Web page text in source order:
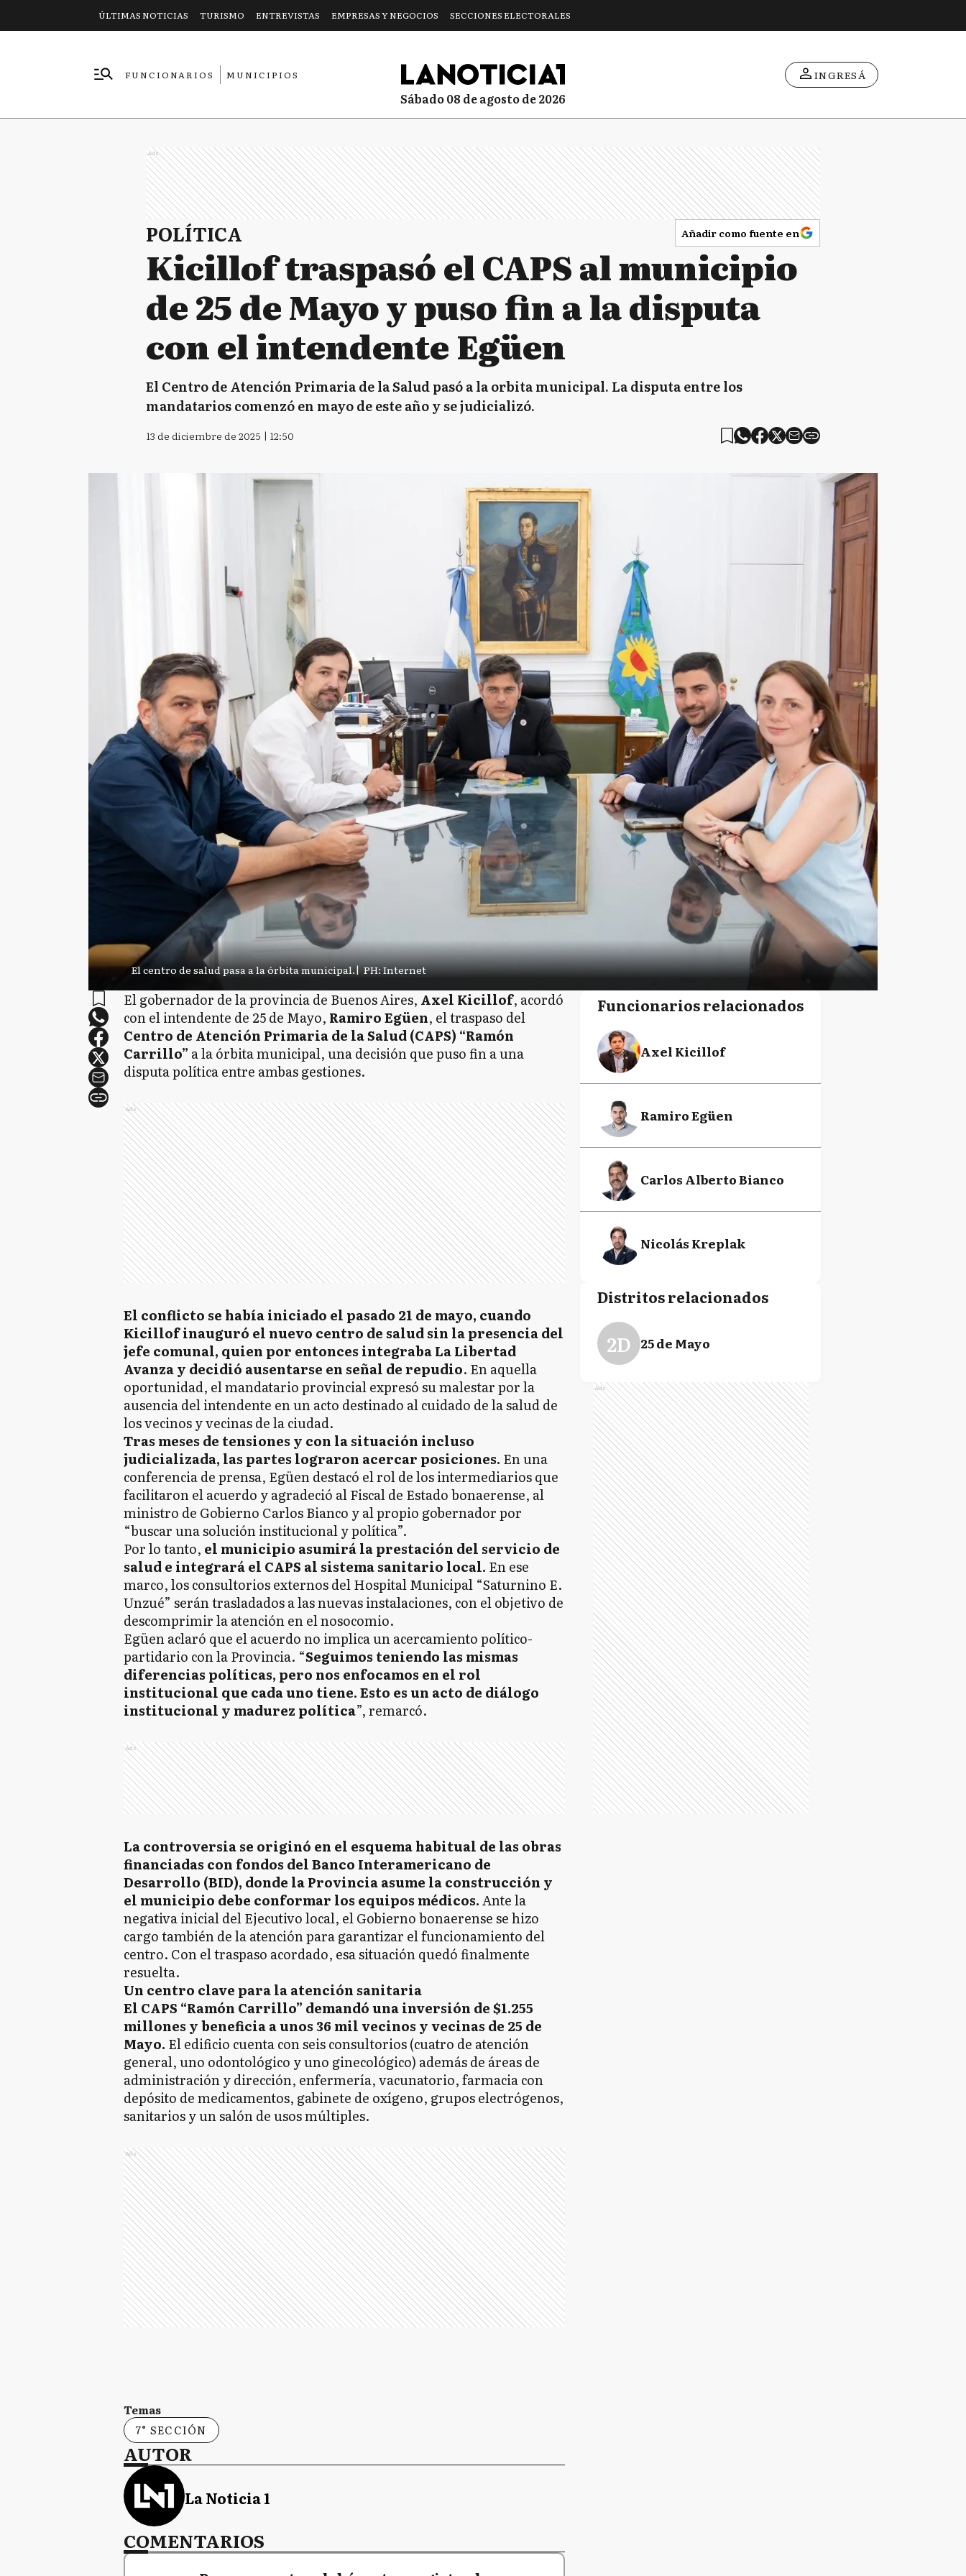
ÚLTIMAS NOTICIAS TURISMO ENTREVISTAS EMPRESAS Y NEGOCIOS SECCIONES ELECTORALES
FUNCIONARIOS
MUNICIPIOS
sábado 08 de agosto de 2026
INGRESÁ
Ads
POLÍTICA Añadir como fuente en
Kicillof traspasó el CAPS al municipio
de 25 de Mayo y puso fin a la disputa
con el intendente Egüen
El Centro de Atención Primaria de la Salud pasó a la orbita municipal. La disputa entre los
mandatarios comenzó en mayo de este año y se judicializó.
13 de diciembre de 2025 | 12:50
El centro de salud pasa a la órbita municipal.| PH: Internet
El gobernador de la provincia de Buenos Aires, Axel Kicillof, acordó
con el intendente de 25 de Mayo, Ramiro Egüen, el traspaso del
Centro de Atención Primaria de la Salud (CAPS) “Ramón
Carrillo” a la órbita municipal, una decisión que puso fin a una
disputa política entre ambas gestiones.
Ads
El conflicto se había iniciado el pasado 21 de mayo, cuando
Kicillof inauguró el nuevo centro de salud sin la presencia del
jefe comunal, quien por entonces integraba La Libertad
Avanza y decidió ausentarse en señal de repudio. En aquella
oportunidad, el mandatario provincial expresó su malestar por la
ausencia del intendente en un acto destinado al cuidado de la salud de
los vecinos y vecinas de la ciudad.
Tras meses de tensiones y con la situación incluso
judicializada, las partes lograron acercar posiciones. En una
conferencia de prensa, Egüen destacó el rol de los intermediarios que
facilitaron el acuerdo y agradeció al Fiscal de Estado bonaerense, al
ministro de Gobierno Carlos Bianco y al propio gobernador por
“buscar una solución institucional y política”.
Por lo tanto, el municipio asumirá la prestación del servicio de
salud e integrará el CAPS al sistema sanitario local. En ese
marco, los consultorios externos del Hospital Municipal “Saturnino E.
Unzué” serán trasladados a las nuevas instalaciones, con el objetivo de
descomprimir la atención en el nosocomio.
Egüen aclaró que el acuerdo no implica un acercamiento político-
partidario con la Provincia. “Seguimos teniendo las mismas
diferencias políticas, pero nos enfocamos en el rol
institucional que cada uno tiene. Esto es un acto de diálogo
institucional y madurez política”, remarcó.
Ads
La controversia se originó en el esquema habitual de las obras
financiadas con fondos del Banco Interamericano de
Desarrollo (BID), donde la Provincia asume la construcción y
el municipio debe conformar los equipos médicos.Ante la
negativa inicial del Ejecutivo local, el Gobierno bonaerense se hizo
cargo también de la atención para garantizar el funcionamiento del
centro. Con el traspaso acordado, esa situación quedó finalmente
resuelta.
Un centro clave para la atención sanitaria
El CAPS “Ramón Carrillo” demandó una inversión de $1.255
millones y beneficia a unos 36 mil vecinos y vecinas de 25 de
Mayo. El edificio cuenta con seis consultorios (cuatro de atención
general, uno odontológico y uno ginecológico) además de áreas de
administración y dirección, enfermería, vacunatorio, farmacia con
depósito de medicamentos, gabinete de oxígeno, grupos electrógenos,
sanitarios y un salón de usos múltiples.
Ads
Temas
7° SECCIÓN
AUTOR
La Noticia 1
COMENTARIOS
Funcionarios relacionados
Axel Kicillof
Ramiro Egüen
Carlos Alberto Bianco
Nicolás Kreplak
Distritos relacionados
2D 25 de Mayo
Ads